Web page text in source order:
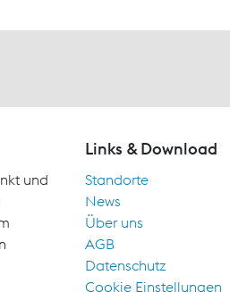
und
Links & Download
Standorte
News
Über uns
AGB
Datenschutz
Cookie Einstellungen